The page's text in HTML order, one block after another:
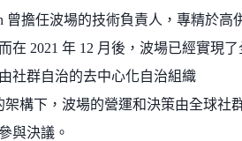
曾擔任波場的技術負責人，專精於高
在 2021 年 12 月後，波場已經實現了
社群自治的去中心化自治組織
架構下，波場的營運和決策由全球社
與決議。